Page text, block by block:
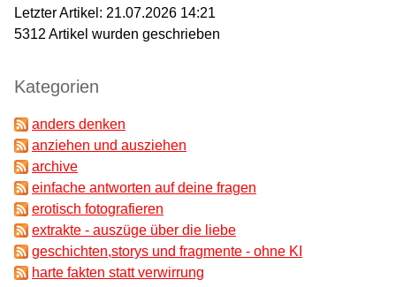
Letzter Artikel: 21.07.2026 14:21
5312 Artikel wurden geschrieben
Kategorien
anders denken
anziehen und ausziehen
archive
einfache antworten auf deine fragen
erotisch fotografieren
extrakte - auszüge über die liebe
geschichten,storys und fragmente - ohne KI
harte fakten statt verwirrung